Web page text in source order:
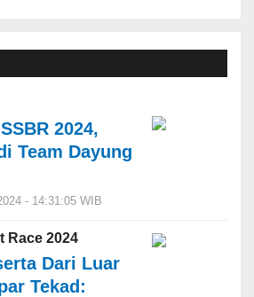
2024,
Team Dayung
- 14:31:05 WIB
Race 2024
Dari Luar
Tekad: